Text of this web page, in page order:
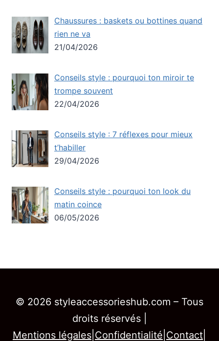
Chaussures : baskets ou bottines quand
rien ne va
21/04/2026
Conseils style : pourquoi ton miroir te
trompe souvent
22/04/2026
Conseils style : 7 réflexes pour mieux
t’habiller
29/04/2026
Conseils style : pourquoi ton look du
matin coince
06/05/2026
© 2026 styleaccessorieshub.com – Tous
droits réservés |
Mentions légales Confidentialité Contact